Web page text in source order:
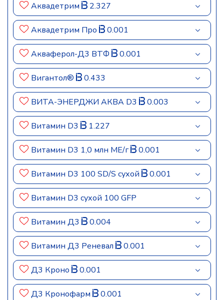
Аквадетрим 2.327
Аквадетрим Про 0.001
Акваферол-Д3 ВТФ 0.001
Вигантол® 0.433
ВИТА-ЭНЕРДЖИ АКВА D3 0.003
Витамин D3 1.227
Витамин D3 1,0 млн МЕ/г 0.001
Витамин D3 100 SD/S сухой 0.001
Витамин D3 сухой 100 GFP
Витамин Д3 0.004
Витамин Д3 Реневал 0.001
Д3 Кроно 0.001
Д3 Кронофарм 0.001